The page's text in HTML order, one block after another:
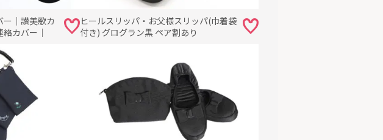
>
ー｜讃美歌カ
カバー｜
ヒールスリッパ・お父様スリッパ(巾着袋
付き) グログラン黒 ペア割あり